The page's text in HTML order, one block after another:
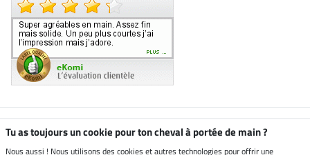
Boutique climatiquement
Tu as toujours un cookie pour ton cheval à portée de main ?
Nous aussi ! Nous utilisons des cookies et autres technologies pour offrir une